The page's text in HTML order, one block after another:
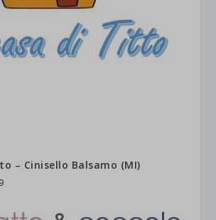
– Cinisello Balsamo (MI)